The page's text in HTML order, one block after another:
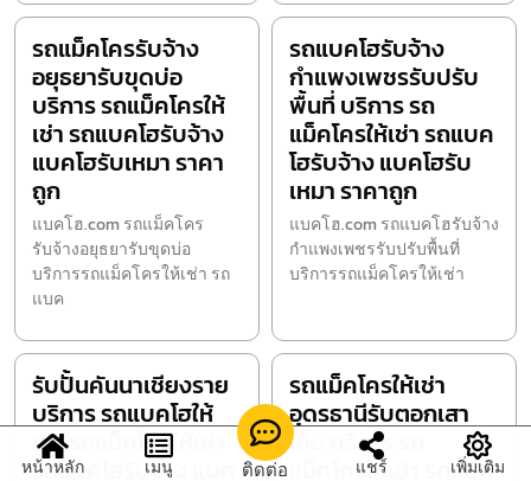
รถแม็คโครรับจ้าง
อยุธยารับขุดบ่อ
บริการ รถแม็คโครให้
เช่า รถแบคโฮรับจ้าง
แบคโฮรับเหมา ราคา
ถูก
แบคโฮ.com รถแม็คโคร
รับจ้างอยุธยารับขุดบ่อ
บริการรถแม็คโครให้เช่า รถ
แบค
รถแบคโฮรับจ้าง
กำแพงเพชรรับปรับ
พื้นที่ บริการ รถ
แม็คโครให้เช่า รถแบค
โฮรับจ้าง แบคโฮรับ
เหมา ราคาถูก
แบคโฮ.com รถแบคโฮรับจ้าง
กำแพงเพชรรับปรับพื้นที่
บริการรถแม็คโครให้เช่า
รับปั้นคันนาเชียงราย
บริการ รถแบคโฮให้
เช่า รถแม็คโครให้เช่า
รถแบคโฮรับจ้าง แบค
รถแม็คโครให้เช่า
อุดรธานีรับตอกเสา
เข็ม บริการ รถ
แม็คโครให้เช่า รถแบค
หน้าหลัก เมนู ติดต่อ แชร์ เพิ่มเติม